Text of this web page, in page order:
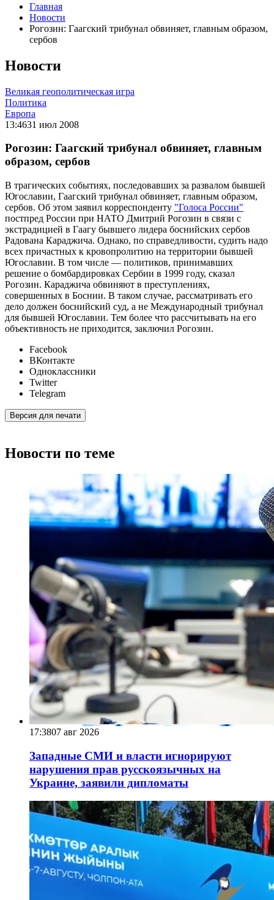
Главная
Новости
Рогозин: Гаагский трибунал обвиняет, главным образом,
сербов
Новости
Великая геополитическая игра
Политика
Европа
13:4631 июл 2008
Рогозин: Гаагский трибунал обвиняет, главным
образом, сербов
В трагических событиях, последовавших за развалом бывшей
Югославии, Гаагский трибунал обвиняет, главным образом,
сербов. Об этом заявил корреспонденту "Голоса России"
постпред России при НАТО Дмитрий Рогозин в связи с
экстрадицией в Гаагу бывшего лидера боснийских сербов
Радована Караджича. Однако, по справедливости, судить надо
всех причастных к кровопролитию на территории бывшей
Югославии. В том числе — политиков, принимавших
решение о бомбардировках Сербии в 1999 году, сказал
Рогозин. Караджича обвиняют в преступлениях,
совершенных в Боснии. В таком случае, рассматривать его
дело должен боснийский суд, а не Международный трибунал
для бывшей Югославии. Тем более что рассчитывать на его
объективность не приходится, заключил Рогозин.
Facebook
ВКонтакте
Одноклассники
Twitter
Telegram
Версия для печати
Новости по теме
17:3807 авг 2026
Западные СМИ и власти игнорируют
нарушения прав русскоязычных на
Украине, заявили дипломаты